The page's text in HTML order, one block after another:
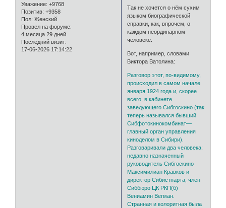
Уважение: +9768
Позитив: +9358
Пол: Женский
Провел на форуме:
4 месяца 29 дней
Последний визит:
17-06-2026 17:14:22
Так не хочется о нём сухим
языком биографической
справки, как, впрочем, о
каждом неординарном
человеке.
Вот, например, словами
Виктора Ватолина:
Разговор этот, по-видимому,
происходил в самом начале
января 1924 года и, скорее
всего, в кабинете
заведующего Сибгоскино (так
теперь назывался бывший
Сибфотокинокомбинат—
главный орган управления
киноделом в Сибири).
Разговаривали два человека:
недавно назначенный
руководитель Сибгоскино
Максимилиан Кравков и
директор Сибистпарта, член
Сиббюро ЦК РКП(б)
Вениамин Вегман.
Странная и колоритная была